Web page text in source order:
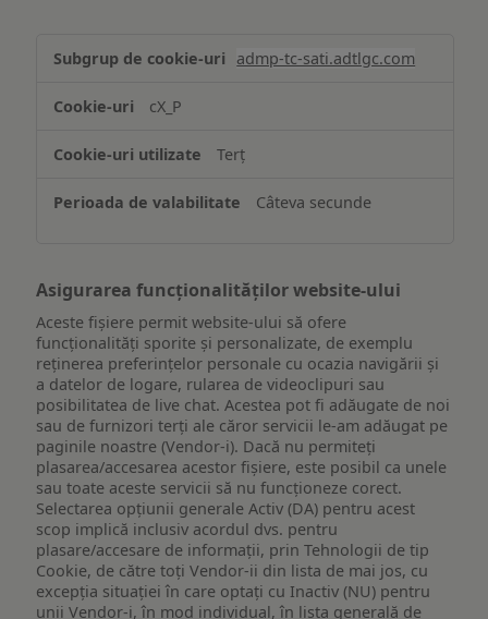
și/sau
informațiilor
pe
dispozitiv
admp-tc-sati.adtlgc.com
cX_P
Terț
Câteva secunde
Asigurarea funcționalităților website-ului
Aceste fișiere permit website-ului să ofere
funcționalități sporite și personalizate, de exemplu
reţinerea preferinţelor personale cu ocazia navigării și
a datelor de logare, rularea de videoclipuri sau
posibilitatea de live chat. Acestea pot fi adăugate de noi
sau de furnizori terți ale căror servicii le-am adăugat pe
paginile noastre (Vendor-i). Dacă nu permiteți
plasarea/accesarea acestor fișiere, este posibil ca unele
sau toate aceste servicii să nu funcționeze corect.
Selectarea opțiunii generale Activ (DA) pentru acest
scop implică inclusiv acordul dvs. pentru
plasare/accesare de informații, prin Tehnologii de tip
Cookie, de către toți Vendor-ii din lista de mai jos, cu
excepția situației în care optați cu Inactiv (NU) pentru
unii Vendor-i, în mod individual, în lista generală de